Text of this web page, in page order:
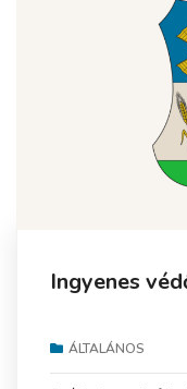
Ingyenes
ÁLTALÁNOS